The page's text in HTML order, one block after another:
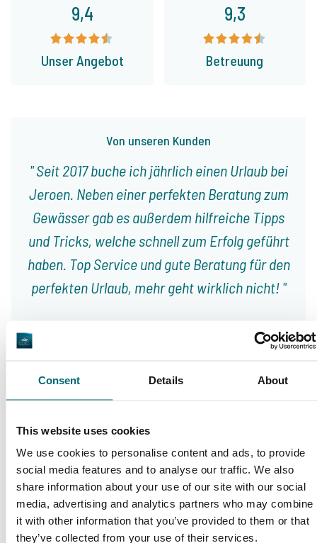
Consent Details About
This website uses cookies
We use cookies to personalise content and ads, to provide
social media features and to analyse our traffic. We also
share information about your use of our site with our social
media, advertising and analytics partners who may combine
it with other information that you’ve provided to them or that
they’ve collected from your use of their services.
Von unseren Kunden
Seit 2017 buche ich jährlich einen Urlaub bei
Jeroen. Neben einer perfekten Beratung zum
Gewässer gab es außerdem hilfreiche Tipps
und Tricks, welche schnell zum Erfolg geführt
haben. Top Service und gute Beratung für den
perfekten Urlaub, mehr geht wirklich nicht!
9,4
Unser Angebot
9,3
Betreuung
Sorgenfreier Urlaub
Große Auswahl an 1A
Karpfengewässern